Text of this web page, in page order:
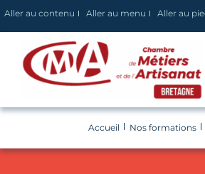
Panneau de gestion des cookies
Aller au contenu Aller au menu Aller au
Accueil Nos formations